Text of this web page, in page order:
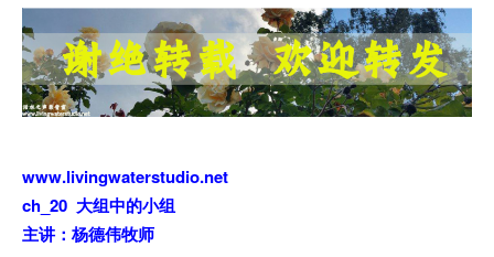
www.livingwaterstudio.net
ch_20 大组中的小组
主讲：杨德伟牧师